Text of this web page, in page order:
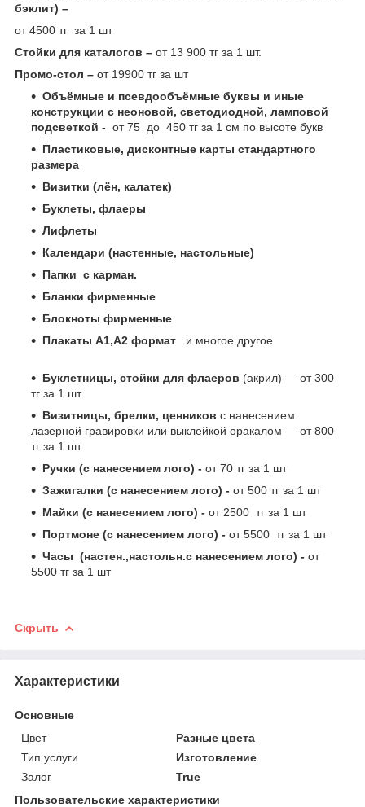
бэклит) –
от 4500 тг за 1 шт
Стойки для каталогов – от 13 900 тг за 1 шт.
Промо-стол – от 19900 тг за шт
Объёмные и псевдообъёмные буквы и иные
конструкции с неоновой, светодиодной, ламповой
подсветкой - от 75 до 450 тг за 1 см по высоте букв
Пластиковые, дисконтные карты стандартного
размера
Визитки (лён, калатек)
Буклеты, флаеры
Лифлеты
Календари (настенные, настольные)
Папки с карман.
Бланки фирменные
Блокноты фирменные
Плакаты А1,А2 формат и многое другое
Буклетницы, стойки для флаеров (акрил) ― от 300
тг за 1 шт
Визитницы, брелки, ценников с нанесением
лазерной гравировки или выклейкой оракалом ― от 800
тг за 1 шт
Ручки (с нанесением лого) - от 70 тг за 1 шт
Зажигалки (с нанесением лого) - от 500 тг за 1 шт
Майки (с нанесением лого) - от 2500 тг за 1 шт
Портмоне (с нанесением лого) - от 5500 тг за 1 шт
Часы (настен.,настольн.с нанесением лого) - от
5500 тг за 1 шт
Скрыть
Характеристики
Основные
Цвет
Разные цвета
Тип услуги
Изготовление
Залог
True
Пользовательские характеристики